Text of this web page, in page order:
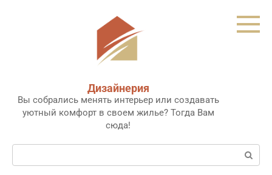
Дизайнерия
Вы собрались менять интерьер или создавать
уютный комфорт в своем жилье? Тогда Вам
сюда!
Поиск: